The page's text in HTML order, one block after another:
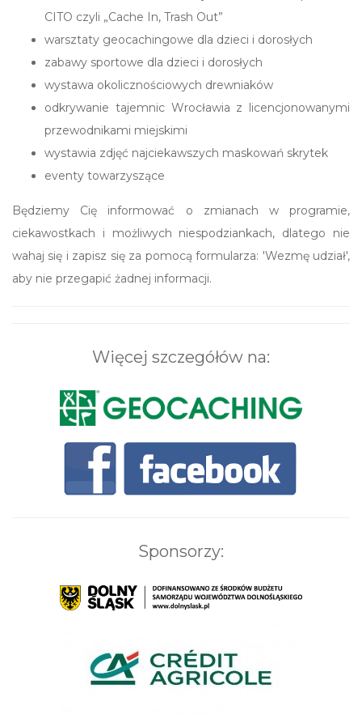
CITO czyli „Cache In, Trash Out”
warsztaty geocachingowe dla dzieci i dorosłych
zabawy sportowe dla dzieci i dorosłych
wystawa okolicznościowych drewniaków
odkrywanie tajemnic Wrocławia z licencjonowanymi
przewodnikami miejskimi
wystawia zdjęć najciekawszych maskowań skrytek
eventy towarzyszące
Będziemy Cię informować o zmianach w programie,
ciekawostkach i możliwych niespodziankach, dlatego nie
wahaj się i zapisz się za pomocą formularza: 'Wezmę udział',
aby nie przegapić żadnej informacji.
Więcej szczegółów na:
Sponsorzy: